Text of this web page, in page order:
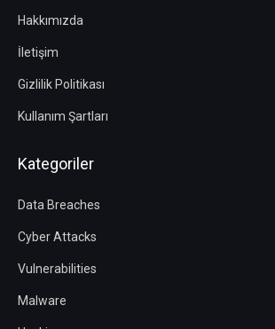
Hakkımızda
İletişim
Gizlilik Politikası
Kullanım Şartları
Kategoriler
Data Breaches
Cyber Attacks
Vulnerabilities
Malware